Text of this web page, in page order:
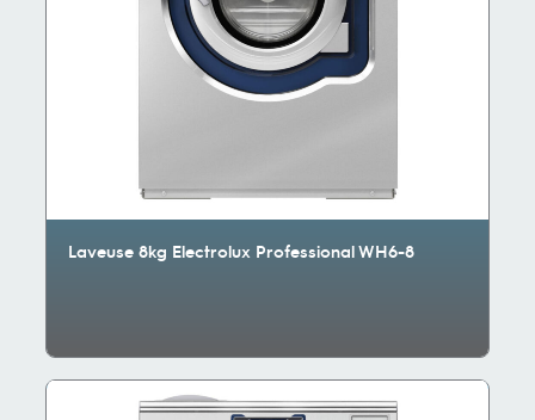
Laveuse 8kg Electrolux Professional WH6-8